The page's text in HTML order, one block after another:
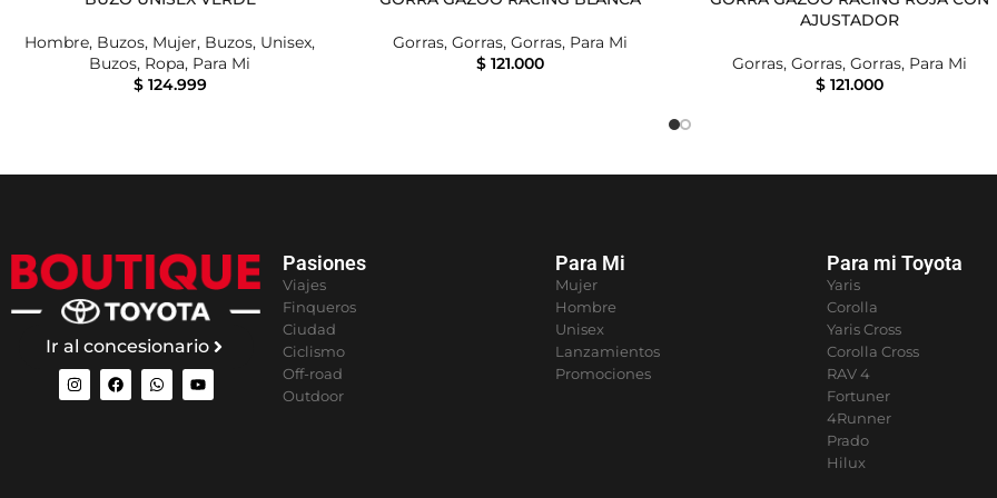
Hombre, Buzos, Mujer, Buzos, Unisex,
Buzos, Ropa, Para Mi
$124.999
Gorras, Gorras, Gorras, Para Mi
$121.000
AJUSTADOR
Gorras,Gorras,Gorras, Para Mi
$ 121.000
Ir al concesionario
Pasiones
Viajes
Finqueros
Ciudad
Ciclismo
Off-road
Outdoor
Para Mi
Mujer
Hombre
Unisex
Lanzamientos
Promociones
Para mi Toyota
Yaris
Corolla
Yaris Cross
Corolla Cross
RAV 4
Fortuner
4Runner
Prado
Hilux